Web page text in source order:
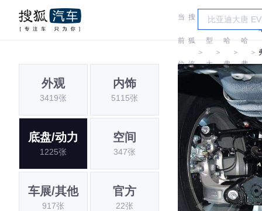
当
前
位
搜
狐
汽
＞
车
型
大
＞
哈
弗
＞
哈
弗
＞
外观
3419张
内饰
5115张
底盘/动力
1225张
空间
347张
车展/其他
917张
官方
22张